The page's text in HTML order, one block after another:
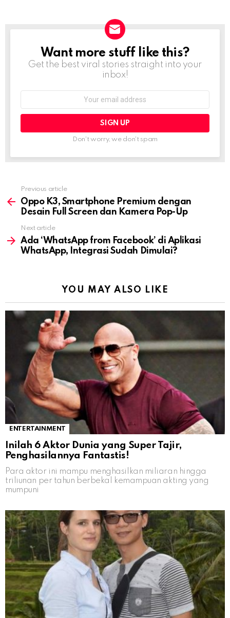
NEWSLETTER
Want more stuff like this?
Get the best viral stories straight into your
inbox!
Don't worry, we don't spam
more
Previous article
Oppo K3, Smartphone Premium dengan
Desain Full Screen dan Kamera Pop-Up
Next article
Ada ‘WhatsApp from Facebook’ di Aplikasi
WhatsApp, Integrasi Sudah Dimulai?
YOU MAY ALSO LIKE
ENTERTAINMENT
Inilah 6 Aktor Dunia yang Super Tajir,
Penghasilannya Fantastis!
Para aktor ini mampu menghasilkan miliaran hingga
triliunan per tahun berbekal kemampuan akting yang
mumpuni